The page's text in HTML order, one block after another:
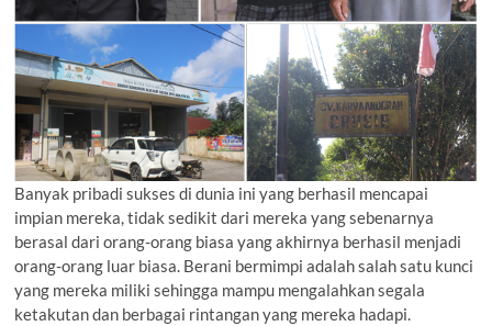
Banyak pribadi sukses di dunia ini yang berhasil mencapai
impian mereka, tidak sedikit dari mereka yang sebenarnya
berasal dari orang-orang biasa yang akhirnya berhasil menjadi
orang-orang luar biasa. Berani bermimpi adalah salah satu kunci
yang mereka miliki sehingga mampu mengalahkan segala
ketakutan dan berbagai rintangan yang mereka hadapi.